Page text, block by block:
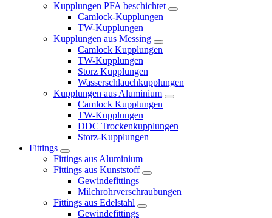
Kupplungen PFA beschichtet
Camlock-Kupplungen
TW-Kupplungen
Kupplungen aus Messing
Camlock Kupplungen
TW-Kupplungen
Storz Kupplungen
Wasserschlauchkupplungen
Kupplungen aus Aluminium
Camlock Kupplungen
TW-Kupplungen
DDC Trockenkupplungen
Storz-Kupplungen
Fittings
Fittings aus Aluminium
Fittings aus Kunststoff
Gewindefittings
Milchrohrverschraubungen
Fittings aus Edelstahl
Gewindefittings